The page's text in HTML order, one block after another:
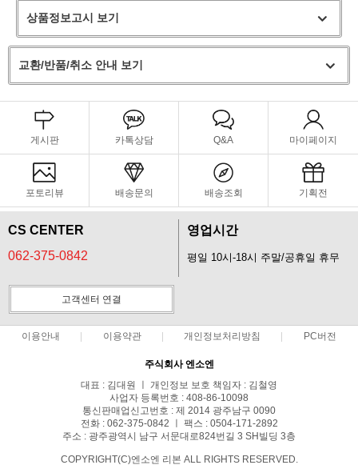
상품정보고시 보기
교환/반품/취소 안내 보기
게시판 카톡상담 Q&A 마이페이지
포토리뷰 배송문의 배송조회 기획전
CS CENTER
062-375-0842
영업시간
평일 10시-18시 주말/공휴일 휴무
고객센터 연결
이용안내 이용약관 개인정보처리방침 PC버전
주식회사 엔소엔
대표 : 김대원 ㅣ 개인정보 보호 책임자 : 김철영
사업자 등록번호 : 408-86-10098
통신판매업신고번호 : 제 2014 광주남구 0090
전화 : 062-375-0842 ㅣ 팩스 : 0504-171-2892
주소 : 광주광역시 남구 서문대로824번길 3 SH빌딩 3층
COPYRIGHT(C)엔소엔 리본 ALL RIGHTS RESERVED.